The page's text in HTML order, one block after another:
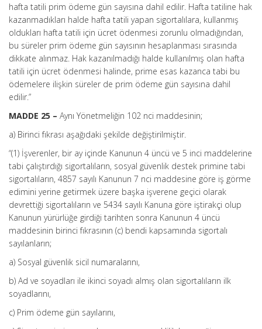
hafta tatili prim ödeme gün sayısına dahil edilir. Hafta tatiline hak
kazanmadıkları halde hafta tatili yapan sigortalılara, kullanmış
oldukları hafta tatili için ücret ödenmesi zorunlu olmadığından,
bu süreler prim ödeme gün sayısının hesaplanması sırasında
dikkate alınmaz. Hak kazanılmadığı halde kullanılmış olan hafta
tatili için ücret ödenmesi halinde, prime esas kazanca tabi bu
ödemelere ilişkin süreler de prim ödeme gün sayısına dahil
edilir.”
MADDE 25 – Aynı Yönetmeliğin 102 nci maddesinin;
a) Birinci fıkrası aşağıdaki şekilde değiştirilmiştir.
“(1) İşverenler, bir ay içinde Kanunun 4 üncü ve 5 inci maddelerine
tabi çalıştırdığı sigortalıların, sosyal güvenlik destek primine tabi
sigortalıların, 4857 sayılı Kanunun 7 nci maddesine göre iş görme
edimini yerine getirmek üzere başka işverene geçici olarak
devrettiği sigortalıların ve 5434 sayılı Kanuna göre iştirakçi olup
Kanunun yürürlüğe girdiği tarihten sonra Kanunun 4 üncü
maddesinin birinci fıkrasının (c) bendi kapsamında sigortalı
sayılanların;
a) Sosyal güvenlik sicil numaralarını,
b) Ad ve soyadları ile ikinci soyadı almış olan sigortalıların ilk
soyadlarını,
c) Prim ödeme gün sayılarını,